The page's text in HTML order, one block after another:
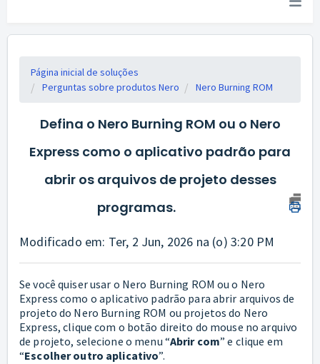
Página inicial de soluções
Perguntas sobre produtos Nero
Nero Burning ROM
Defina o Nero Burning ROM ou o Nero
Express como o aplicativo padrão para
abrir os arquivos de projeto desses
programas.
Modificado em: Ter, 2 Jun, 2026 na (o) 3:20 PM
Se você quiser usar o Nero Burning ROM ou o Nero
Express como o aplicativo padrão para abrir arquivos de
projeto do Nero Burning ROM ou projetos do Nero
Express, clique com o botão direito do mouse no arquivo
de projeto, selecione o menu “Abrir com” e clique em
“Escolher outro aplicativo”.